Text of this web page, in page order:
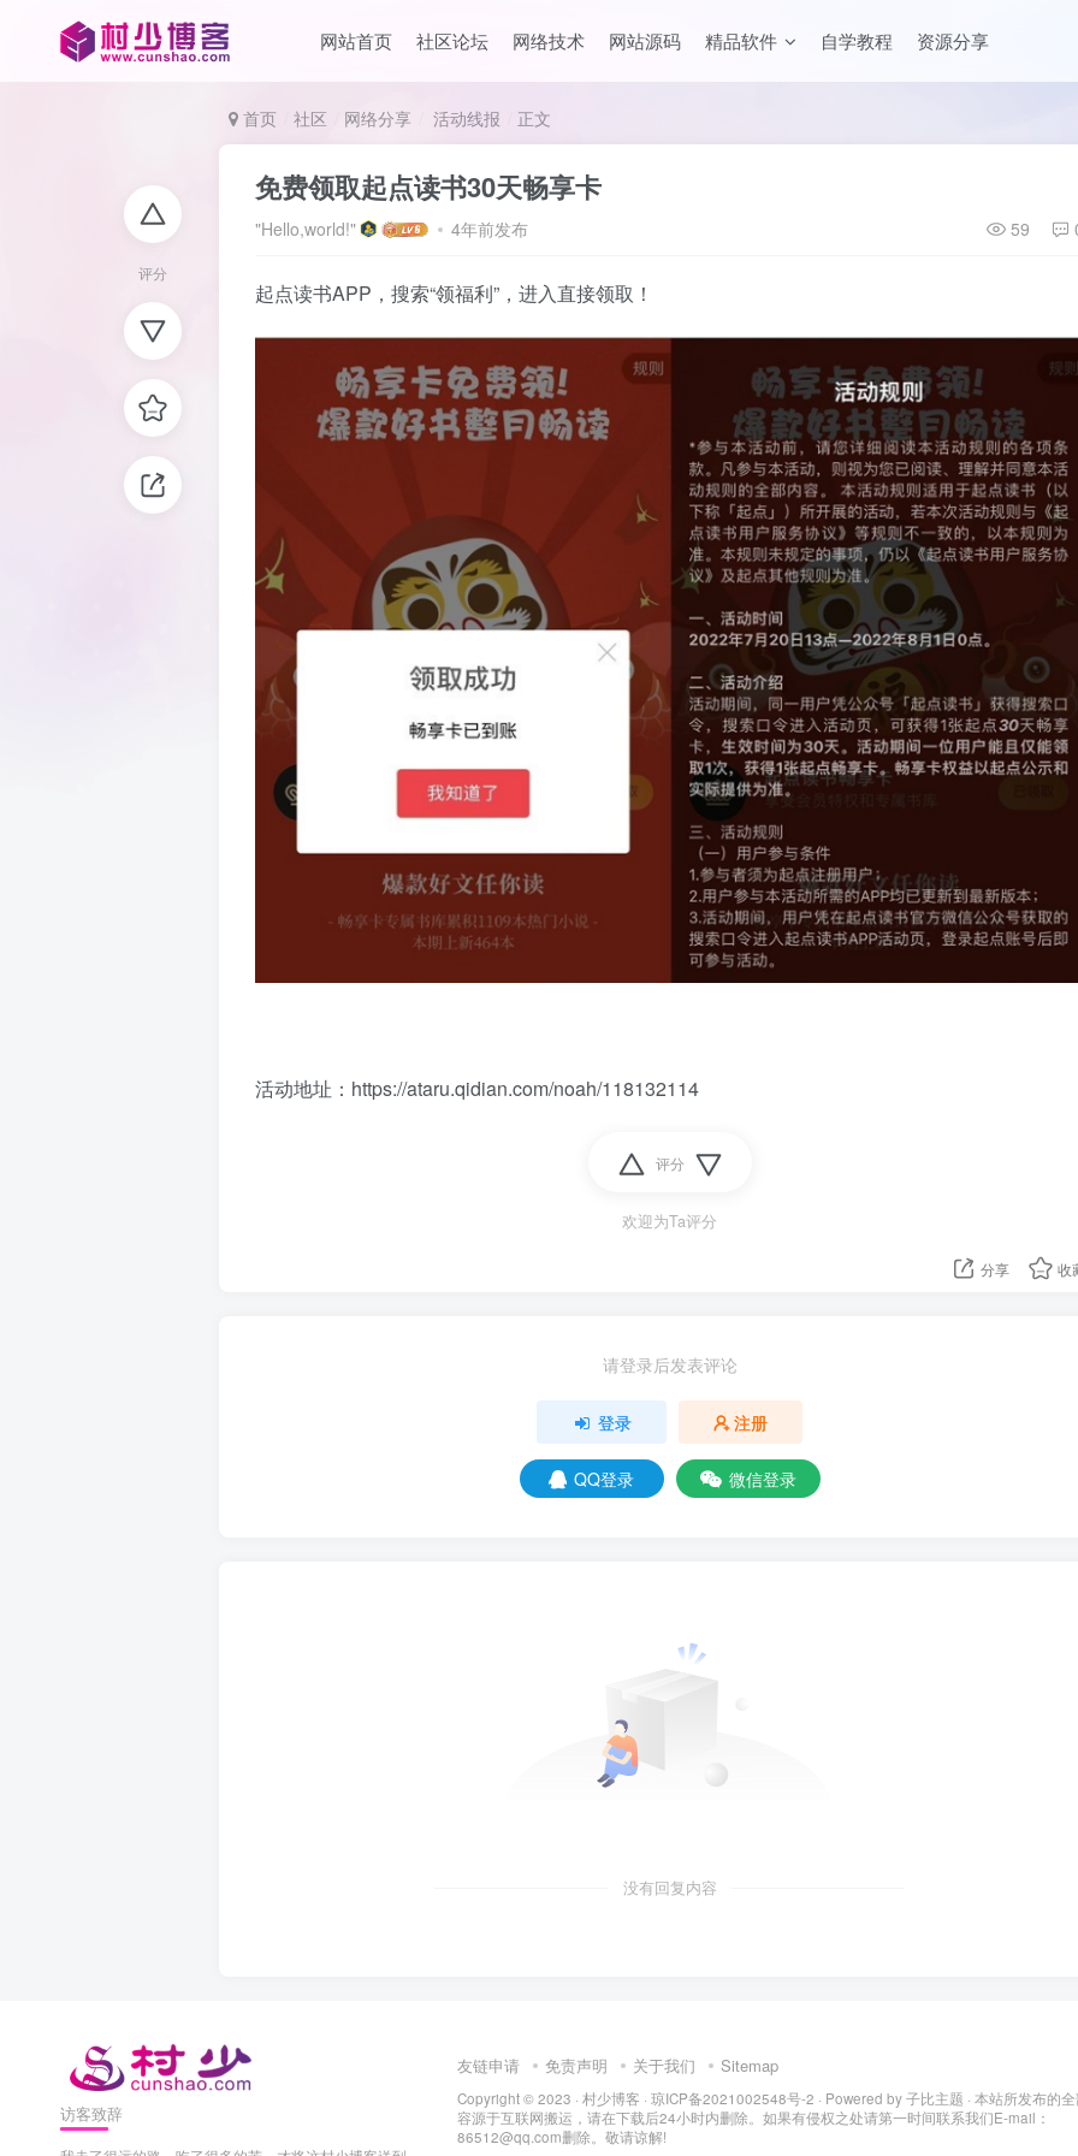
网站首页 社区论坛 网络技术 网站源码 精品软件 自学教程 资源分享
评分
首页 社区 网络分享 活动线报 正文
免费领取起点读书30天畅享卡
"Hello,world!" 4年前发布 59
起点读书APP，搜索“领福利”，进入直接领取！
活动地址：https://ataru.qidian.com/noah/118132114
评分
欢迎为Ta评分
分享 收
请登录后发表评论
登录 注册
QQ登录 微信登录
没有回复内容
访客致辞
友链申请 免责声明 关于我们 Sitemap
Copyright © 2023 · 村少博客 · 琼ICP备2021002548号-2 · Powered by子比主题 · 本站所发布的
容源于互联网搬运，请在下载后24小时内删除。如果有侵权之处请第一时间联系我们E-mail：
86512@qq.com删除。敬请谅解!